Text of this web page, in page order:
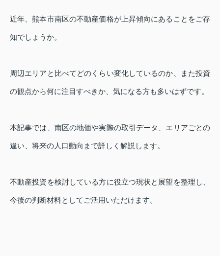
近年、熊本市南区の不動産価格が上昇傾向にあることをご存
知でしょうか。
周辺エリアと比べてどのくらい変化しているのか、また投資
の観点から何に注目すべきか、気になる方も多いはずです。
本記事では、南区の地価や実際の取引データ、エリアごとの
違い、将来の人口動向まで詳しく解説します。
不動産投資を検討している方に役立つ現状と展望を整理し、
今後の判断材料としてご活用いただけます。